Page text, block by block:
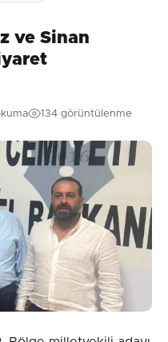
ve Sinan
134 görüntülenme